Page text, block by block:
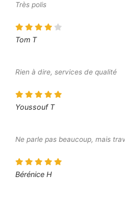
Très polis
Tom T
Rien à dire, services de qualité
Youssouf T
Ne parle pas beaucoup, mais
Bérénice H